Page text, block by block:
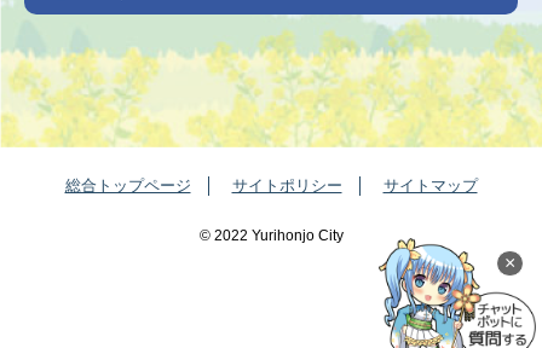
×
総合トップページ サイトポリシー サイトマップ
©️ 2022 Yurihonjo City